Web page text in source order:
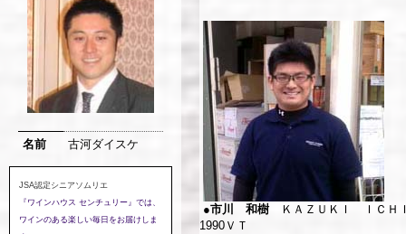
名前 古河ダイスケ
JSA認定シニアソムリエ
『ワインハウス センチュリー』では、
ワインのある楽しい毎日をお届けしま
●市川 和樹
ＫＡＺＵＫＩ ＩＣＨ
1990ＶＴ